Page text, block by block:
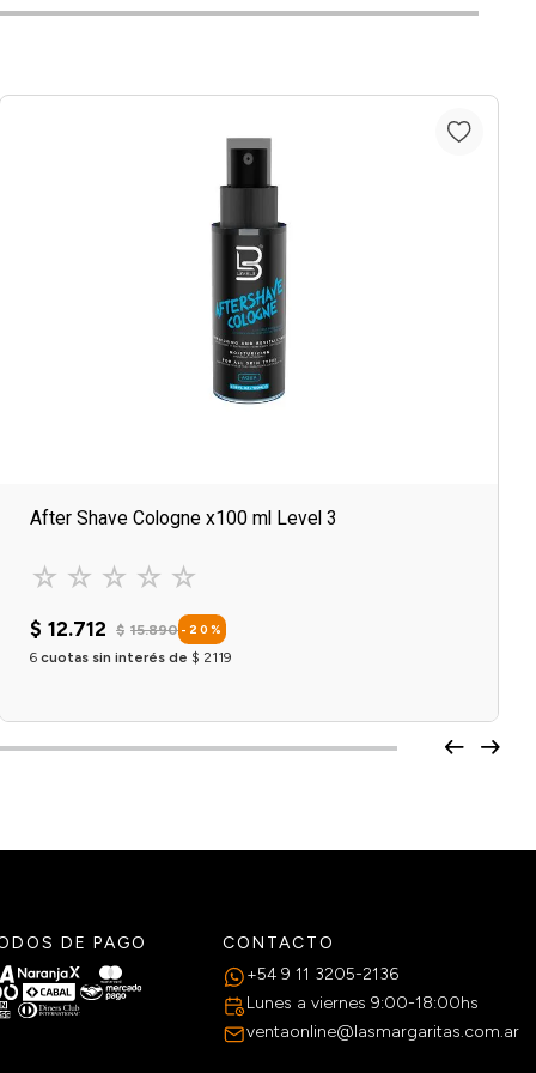
After Shave Cologne x100 ml Level 3
☆ ☆ ☆ ☆ ☆
$ 12.712 $ 15.890 - 20 %
6 cuotas sin interés de $ 2119
DE PAGO
CONTACTO
+54 9 11 3205-2136
Lunes a viernes 9:00-18:00hs
ventaonline@lasmargaritas.com.ar